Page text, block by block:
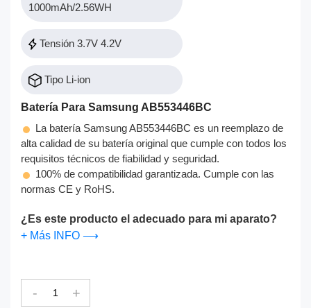
1000mAh/2.56WH
Tensión 3.7V 4.2V
Tipo Li-ion
Batería Para Samsung AB553446BC
La batería Samsung AB553446BC es un reemplazo de
alta calidad de su batería original que cumple con todos los
requisitos técnicos de fiabilidad y seguridad.
100% de compatibilidad garantizada. Cumple con las
normas CE y RoHS.
¿Es este producto el adecuado para mi aparato?
+ Más INFO ⟶
- +